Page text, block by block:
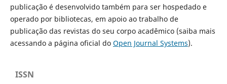
publicação é desenvolvido também para ser hospedado e
operado por bibliotecas, em apoio ao trabalho de
publicação das revistas do seu corpo acadêmico (saiba mais
acessando a página oficial do Open Journal Systems).
ISSN